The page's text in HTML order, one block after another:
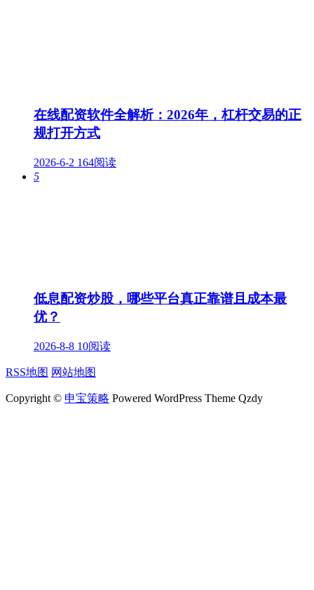
在线配资软件全解析：2026年，杠杆交易的正
规打开方式
2026-6-2 164阅读
5
低息配资炒股，哪些平台真正靠谱且成本最
优？
2026-8-8 10阅读
RSS地图 网站地图
Copyright © 申宝策略 Powered WordPress Theme Qzdy